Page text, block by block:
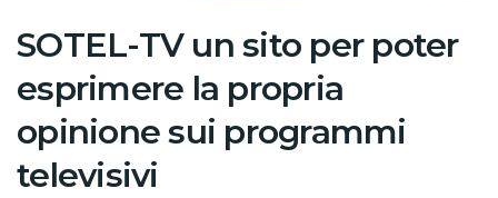
SOTEL-TV un sito per poter
esprimere la propria
opinione sui programmi
televisivi